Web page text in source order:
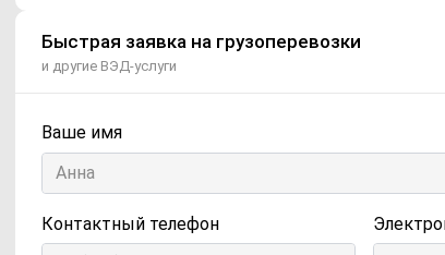
Быстрая заявка на грузоперевозки
и другие ВЭД-услуги
Ваше имя
Контактный телефон